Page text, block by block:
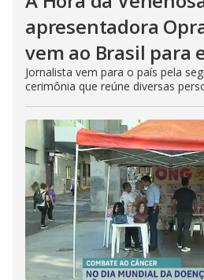
apresentadora
vem ao Brasil para
Jornalista vem para o país pela
cerimônia que reúne diversas